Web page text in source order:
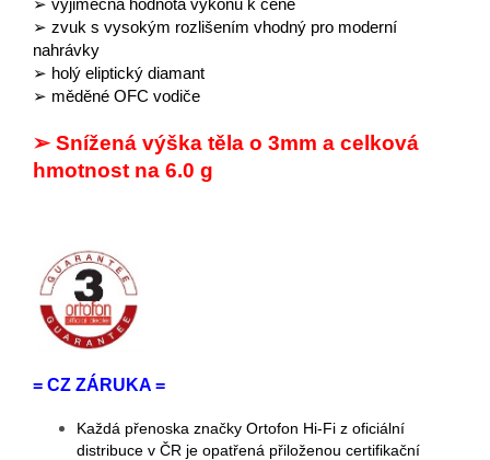
➢ výjimečná hodnota výkonu k ceně
➢ zvuk s vysokým rozlišením vhodný pro moderní
nahrávky
➢ holý eliptický diamant
➢ měděné OFC vodiče
➢ Snížená výška těla o 3mm a celková
hmotnost na 6.0 g
= CZ ZÁRUKA =
Každá přenoska značky Ortofon Hi-Fi z oficiální
distribuce v ČR je opatřená přiloženou certifikační